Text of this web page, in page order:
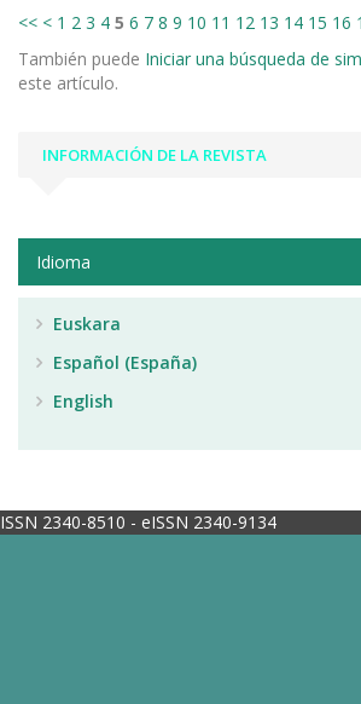
<< < 1 2 3 4 5 6 7 8 9 10 11 12 13 14 15 16
También puede Iniciar una búsqueda de
este artículo.
INFORMACIÓN DE LA REVISTA
Idioma
Euskara
Español (España)
English
ISSN 2340-8510 - eISSN 2340-9134